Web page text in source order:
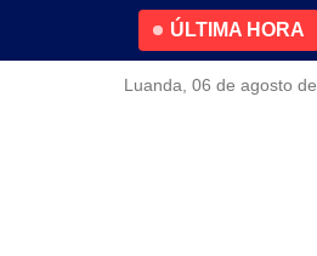
ÚLTIMA HORA
4.2% no primeiro trimestre Nova
Luanda, 06 de agosto